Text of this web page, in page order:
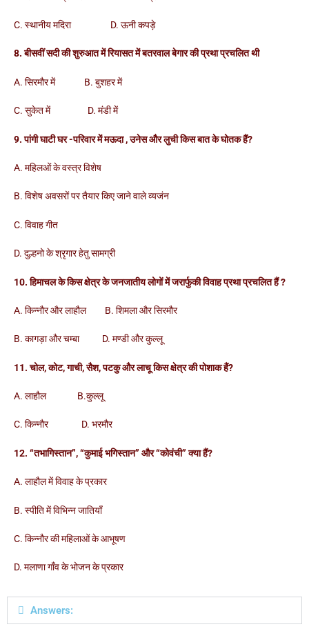
C. स्थानीय मदिरा D. ऊनी कपड़े
8. बीसवीं सदी की शुरुआत में रियासत में बतरवाल बेगार की प्रथा प्रचलित थी
A. सिरमौर में B. बुशहर में
C. सुकेत में D. मंडी में
9. पांगी घाटी घर -परिवार में मऊदा , उनेस और लुची किस बात के घोतक हैं?
A. महिलओं के वस्त्र विशेष
B. विशेष अवसरों पर तैयार किए जाने वाले व्यजंन
C. विवाह गीत
D. दुल्हनो के श्रृगार हेतु सामग्री
10. हिमाचल के किस क्षेत्र के जनजातीय लोगों में जरार्फुकी विवाह प्रथा प्रचलित हैं ?
A. किन्नौर और लाहौल B. शिमला और सिरमौर
B. कागड़ा और चम्बा D. मण्डी और कुल्लू
11. चोल, कोट, गाची, सैश, पटकु और लाचू किस क्षेत्र की पोशाक हैं?
A. लाहौल B.कुल्लू
C. किन्नौर D. भरमौर
12. “तभागिस्तान”, “कुमाई भगिस्तान” और “कोवंची” क्या हैं?
A. लाहौल में विवाह के प्रकार
B. स्पीति में विभिन्न जातियाँ
C. किन्नौर की महिलाओं के आभूषण
D. मलाणा गाँव के भोजन के प्रकार
Answers: